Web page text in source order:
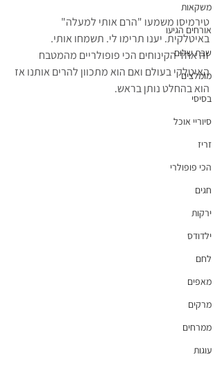
משקאות
אורחים הגיעו
שבת שלום
מומלצים
בסיסי
סיוריי אוכל
זריז
הכי פופולרי
חגים
ירקות
ילדודס
לחם
מאפים
מרקים
ממרחים
עוגות
טירמיסו משמעו "הרם אותי למעלה"
באיטלקית. יענו תרימו לי. תשמחו אותי.
זה אחד הקינוחים הכי פופולריים מהמטבח
האיטלקי בעולם ואם הוא מתכוון להרים אותנו אז
הוא בהחלט נותן בראש.